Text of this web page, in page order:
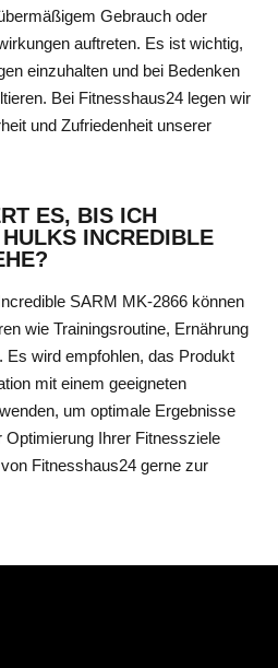
Gebrauch oder
auftreten. Es ist wichtig,
einzuhalten und bei Bedenken
Bei Fitnesshaus24 legen wir
und Zufriedenheit unserer
ES, BIS ICH
INCREDIBLE
SARM MK-2866 können
wie Trainingsroutine, Ernährung
Es wird empfohlen, das Produkt
mit einem geeigneten
um optimale Ergebnisse
Ihrer Fitnessziele
Fitnesshaus24 gerne zur